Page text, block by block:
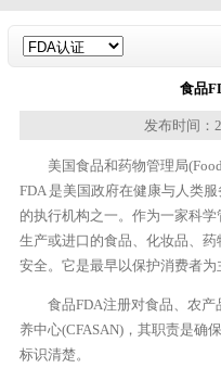
食品
发布时间：
美国食品和药物管理局(Food
FDA 是美国政府在健康与人类服
的执行机构之一。作为一家科
生产或进口的食品、化妆品、
安全。它是最早以保护消费者为
食品FDA注册对食品、农产
养中心(CFASAN)，其职责是确
标识清楚。